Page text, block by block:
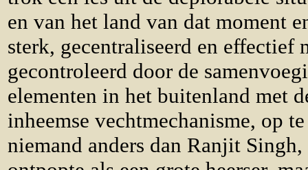
en van het land van dat moment
sterk, gecentraliseerd en effectief
gecontroleerd door de
elementen in het buitenland met
inheemse vechtmechanisme, op
niemand anders dan Ranjit